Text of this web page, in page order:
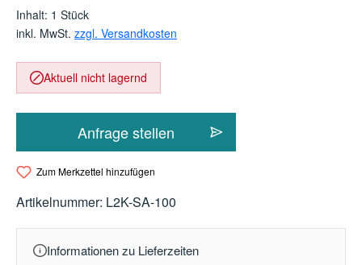
Inhalt: 1 Stück
inkl. MwSt. zzgl. Versandkosten
Aktuell nicht lagernd
Anfrage stellen
Zum Merkzettel hinzufügen
Artikelnummer: L2K-SA-100
Informationen zu Lieferzeiten